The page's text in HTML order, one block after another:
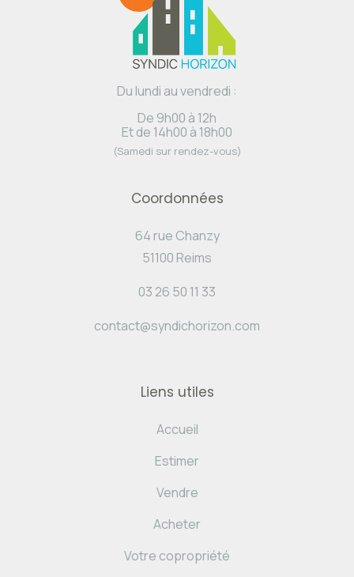
Du lundi au vendredi :
De 9h00 à 12h
Et de 14h00 à 18h00
(Samedi sur rendez-vous)
Coordonnées
64 rue Chanzy
51100 Reims
03 26 50 11 33
contact@syndichorizon.com
Liens utiles
Accueil
Estimer
Vendre
Acheter
Votre copropriété